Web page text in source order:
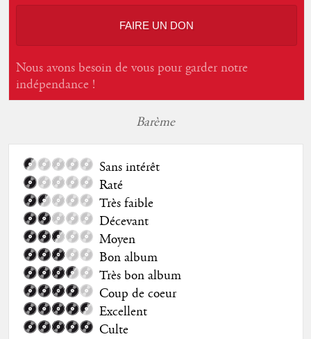
FAIRE UN DON
Nous avons besoin de vous pour garder notre
indépendance !
Barème
Sans intérêt
Raté
Très faible
Décevant
Moyen
Bon album
Très bon album
Coup de coeur
Excellent
Culte